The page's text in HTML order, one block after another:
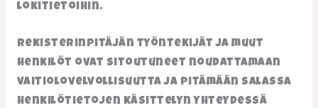
lokitietoihin.
Rekisterinpitäjän työntekijät ja muut
henkilöt ovat sitoutuneet noudattamaan
vaitiolovelvollisuutta ja pitämään salassa
henkilötietojen käsittelyn yhteydessä